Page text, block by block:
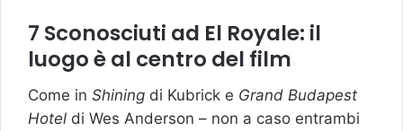
7 Sconosciuti ad El Royale: il
luogo è al centro del film
Come in Shining di Kubrick e Grand Budapest
Hotel di Wes Anderson – non a caso entrambi